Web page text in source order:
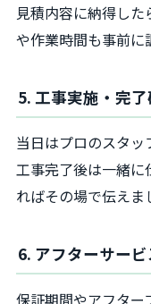
見積内容に納得し
や作業時間も事前に
5. 工事実施・完
当日はプロのスタッ
工事完了後は一緒
ればその場で伝えま
6. アフターサービ
保証期間やアフタ